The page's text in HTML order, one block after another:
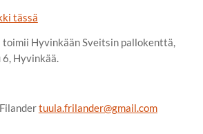
tässä
Hyvinkään Sveitsin pallokenttä,
Hyvinkää.
tuula.frilander@gmail.com